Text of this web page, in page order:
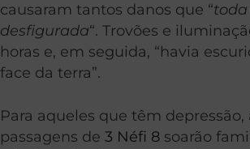
causaram tantos danos que “
desfigurada“. Trovões e
horas e, em seguida, “havia
face da terra”.
Para aqueles que têm depressão,
passagens de 3 Néfi 8 soarão